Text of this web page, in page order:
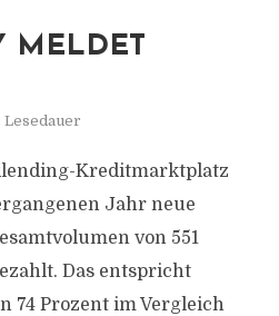
MELDET
Lesedauer
Kreditmarktplatz
Jahr neue
von 551
Das entspricht
74 Prozent im Vergleich